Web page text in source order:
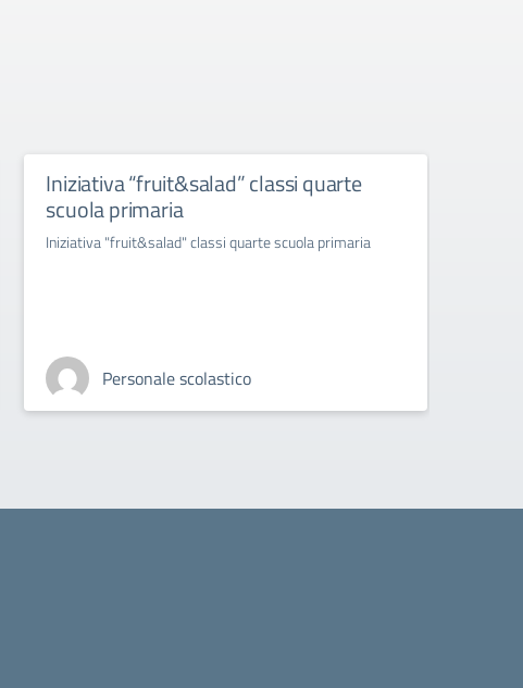
Iniziativa “fruit&salad” classi quarte
scuola primaria
Iniziativa "fruit&salad" classi quarte scuola primaria
Personale scolastico